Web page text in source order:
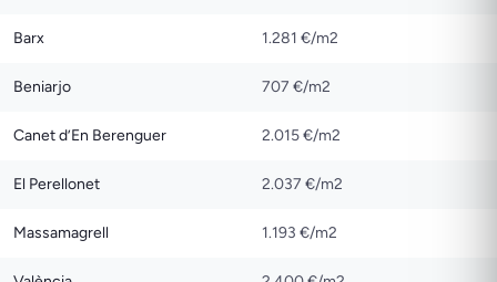
Barx 1.281 €/m2
Beniarjo 707 €/m2
Canet d’En Berenguer 2.015 €/m2
El Perellonet 2.037 €/m2
Massamagrell 1.193 €/m2